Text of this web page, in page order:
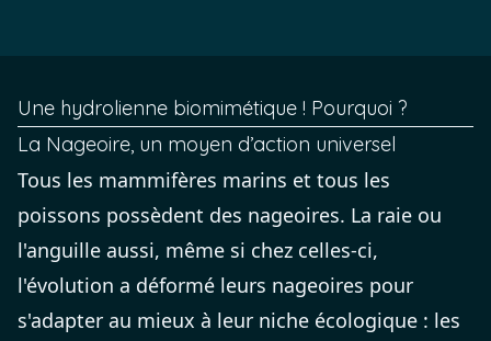
Une hydrolienne biomimétique ! Pourquoi ?
La Nageoire, un moyen d’action universel
Tous les mammifères marins et tous les
poissons possèdent des nageoires. La raie ou
l'anguille aussi, même si chez celles-ci,
l'évolution a déformé leurs nageoires pour
s'adapter au mieux à leur niche écologique : les